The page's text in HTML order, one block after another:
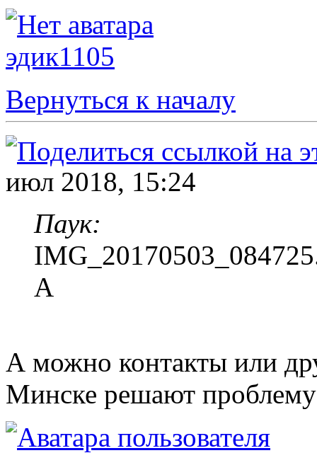
эдик1105
Вернуться к началу
июл 2018, 15:24
Паук:
А
А можно контакты или
Минске решают